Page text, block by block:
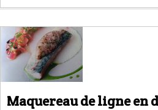
Maquereau de ligne en